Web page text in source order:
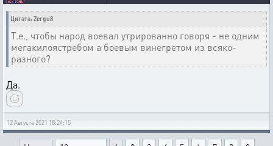
Цитата: Zergu8
Т.е., чтобы народ воевал утрированно говоря - не одним
мегакилоястребом а боевым винегретом из всяко-
разного?
Да.
12 Августа 2021 18:24:15